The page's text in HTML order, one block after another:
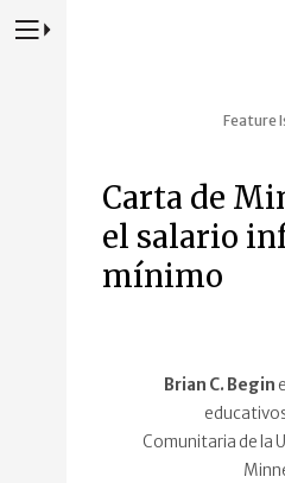
Presione para alternar la navegación
Feature
Carta de
el salario
mínimo
Brian C. Begin
Comunitaria de la